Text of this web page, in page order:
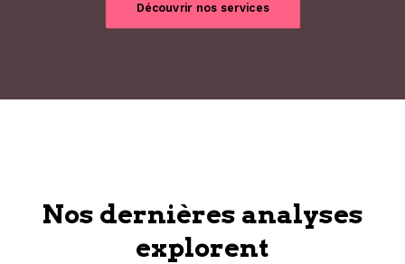
Découvrir nos services
Nos dernières analyses
explorent